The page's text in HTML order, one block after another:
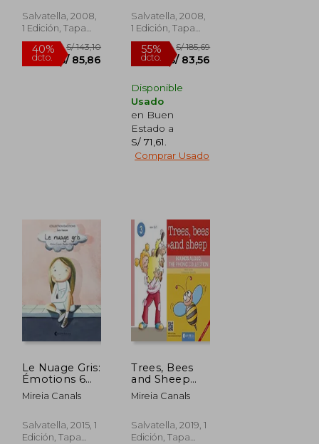
55%
dcto.
S/ 234,20
S/ 105,39
40%
dcto.
S/ 175,78
S/ 105,47
Salvatella, 2008,
1 Edición, Tapa
Dura, Nuevo
Salvatella, 2008,
1 Edición, Tapa
Dura, Nuevo
Disponible
Usado
en Buen
Estado a
S/ 71,61
Comprar Usado
Le Nuage Gris:
Émotions 6
(Les Tracas)
(Collection
(Francés)) (en
Francés)
Mireia Canals
Salvatella, 2015, 1
Edición, Tapa
Trees, Bees
and Sheep
(Sounds
Aloud, the
Collection 3)
(en Inglés)
Mireia Canals
Salvatella, 2019, 1
Edición, Tapa